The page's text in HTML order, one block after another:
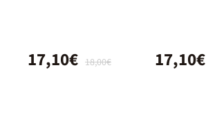
18,00€
17,10€ 17,10€